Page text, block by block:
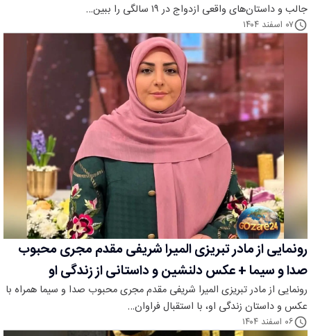
جالب و داستان‌های واقعی ازدواج در ۱۹ سالگی را ببین…
۰۷ اسفند ۱۴۰۴
رونمایی از مادر تبریزی المیرا شریفی مقدم مجری محبوب
صدا و سیما + عکس دلنشین و داستانی از زندگی او
رونمایی از مادر تبریزی المیرا شریفی مقدم مجری محبوب صدا و سیما همراه با
عکس و داستان زندگی او، با استقبال فراوان…
۰۶ اسفند ۱۴۰۴